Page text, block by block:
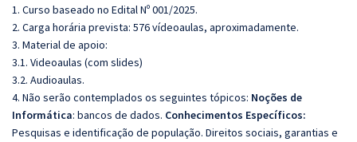
1. Curso baseado no Edital Nº 001/2025.
2. Carga horária prevista: 576 vídeoaulas, aproximadamente.
3. Material de apoio:
3.1. Videoaulas (com slides)
3.2. Audioaulas.
4. Não serão contemplados os seguintes tópicos: Noções de
Informática: bancos de dados. Conhecimentos Específicos:
Pesquisas e identificação de população. Direitos sociais, garantias e